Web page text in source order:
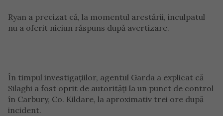
Ryan a precizat că, la momentul arestării, inculpatul
nu a oferit niciun răspuns după avertizare.
În timpul investigațiilor, agentul Garda a explicat că
Silaghi a fost oprit de autorități la un punct de control
în Carbury, Co. Kildare, la aproximativ trei ore după
incident.